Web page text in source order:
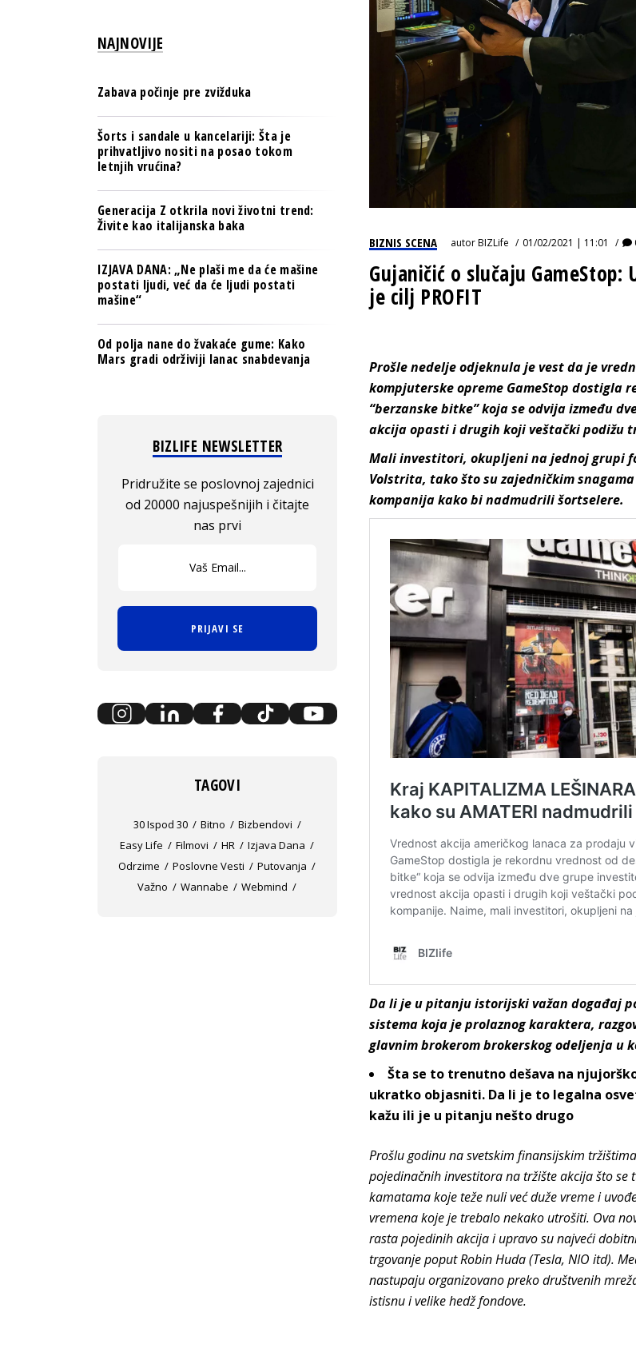
IZJAVA GODINE
BIZNIS SCENA autorBIZLife 01/02/2021 | 11:01
Gujaničić o slučaju
je cilj PROFIT
Prošle nedelje odjeknula je vest da je
kompjuterske opreme GameStop
“berzanske bitke” koja se odvija između
akcija opasti i drugih koji veštački podižu
Mali investitori, okupljeni na jednoj grupi
Volstrita, tako što su zajedničkim
kompanija kako bi nadmudrili šortselere.
Da li je u pitanju istorijski važan događaj
sistema koja je prolaznog karaktera,
glavnim brokerom brokerskog odeljenja u
Šta se to trenutno dešava na
ukratko objasniti. Da li je to legalna
kažu ili je u pitanju nešto drugo
Prošlu godinu na svetskim finansijskim
pojedinačnih investitora na tržište akcija što
kamatama koje teže nuli već duže vreme i
vremena koje je trebalo nekako utrošiti. Ova
rasta pojedinih akcija i upravo su najveći
trgovanje poput Robin Huda (Tesla, NIO itd).
nastupaju organizovano preko društvenih
istisnu i velike hedž fondove.
NAJNOVIJE
Zabava počinje pre zvižduka
Šorts i sandale u kancelariji: Šta je
prihvatljivo nositi na posao tokom
letnjih vrućina?
Generacija Z otkrila novi životni trend:
Živite kao italijanska baka
IZJAVA DANA: „Ne plaši me da će mašine
postati ljudi, već da će ljudi postati
mašine“
Od polja nane do žvakaće gume: Kako
Mars gradi održiviji lanac snabdevanja
BIZLIFE NEWSLETTER
Pridružite se poslovnoj zajednici
od 20000 najuspešnijih i čitajte
nas prvi
PRIJAVI SE
TAGOVI
30 Ispod 30 Bitno
Bizbendovi
Easy Life
Filmovi HR
Izjava Dana
Odrzime
Poslovne Vesti
Putovanja
Važno
Wannabe Webmind